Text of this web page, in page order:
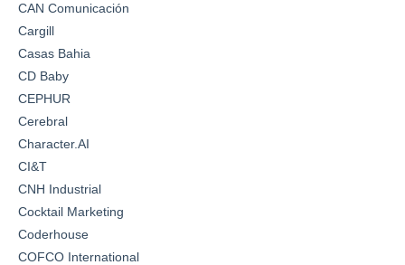
CAN Comunicación
Cargill
Casas Bahia
CD Baby
CEPHUR
Cerebral
Character.AI
CI&T
CNH Industrial
Cocktail Marketing
Coderhouse
COFCO International